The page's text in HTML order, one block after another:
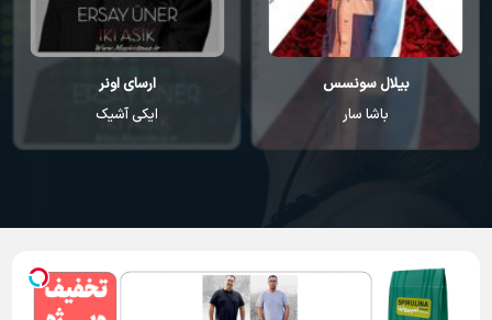
ارسای اونر
ایکی آشیک
کورای آوجی
سودا